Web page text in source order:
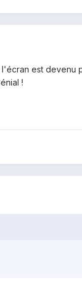
est devenu
!